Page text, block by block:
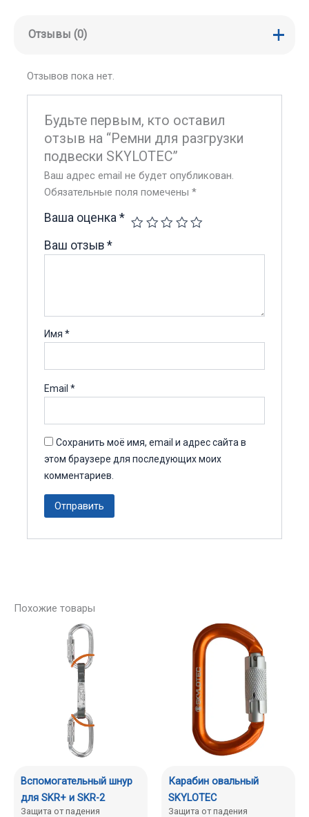
Отзывы (0)
Отзывов пока нет.
Будьте первым, кто оставил
отзыв на “Ремни для разгрузки
подвески SKYLOTEC”
Ваш адрес email не будет опубликован.
Обязательные поля помечены*
Ваша оценка*
Ваш отзыв*
Имя*
Email*
Сохранить моё имя, email и адрес сайта в
этом браузере для последующих моих
комментариев.
Похожие товары
Вспомогательный шнур
для SKR+ и SKR-2
Защита от падения
Карабин овальный
SKYLOTEC
Защита от падения